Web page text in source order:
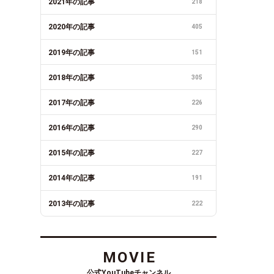
2021年の記事 218
2020年の記事 405
2019年の記事 151
2018年の記事 305
2017年の記事 226
2016年の記事 290
2015年の記事 227
2014年の記事 191
2013年の記事 222
MOVIE